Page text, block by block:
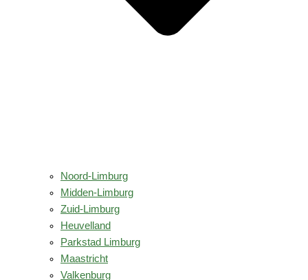
Noord-Limburg
Midden-Limburg
Zuid-Limburg
Heuvelland
Parkstad Limburg
Maastricht
Valkenburg